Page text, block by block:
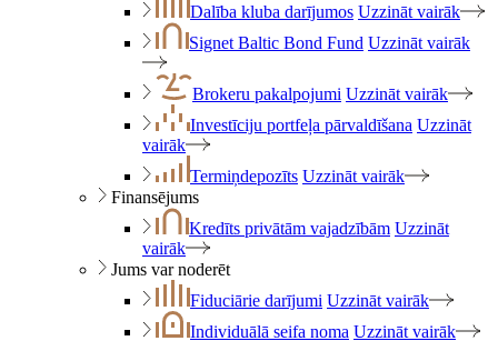
Dalība kluba darījumos Uzzināt vairāk
Signet Baltic Bond Fund Uzzināt vairāk
Brokeru pakalpojumi Uzzināt vairāk
Investīciju portfeļa pārvaldīšana Uzzināt
vairāk
Termiņdepozīts Uzzināt vairāk
Finansējums
Kredīts privātām vajadzībām Uzzināt
vairāk
Jums var noderēt
Fiduciārie darījumi Uzzināt vairāk
Individuālā seifa noma Uzzināt vairāk